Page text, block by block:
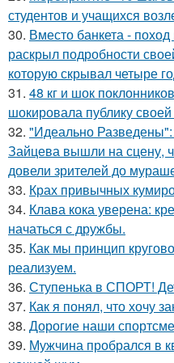
студентов и учащихся
30. Вместо банкета -
раскрыл подробности
которую скрывал четыре
31. 48 кг и шок
шокировала публику
32. "Идеально
Зайцева вышли на сцену,
довели зрителей до
33. Крах привычных
34. Клава кока уверена:
начаться с дружбы.
35. Как мы принцип
реализуем.
36. Ступенька в СПОРТ!
37. Как я понял, что хочу
38. Дорогие наши
39. Мужчина пробрался в